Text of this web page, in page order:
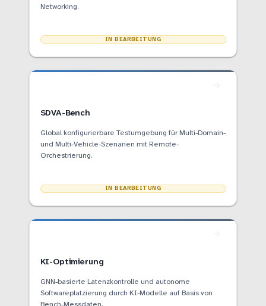
Networking.
IN BEARBEITUNG
SDVA-Bench
Global konfigurierbare Testumgebung für Multi-Domain-
und Multi-Vehicle-Szenarien mit Remote-
Orchestrierung.
IN BEARBEITUNG
KI-Optimierung
GNN-basierte Latenzkontrolle und autonome
Softwareplatzierung durch KI-Modelle auf Basis von